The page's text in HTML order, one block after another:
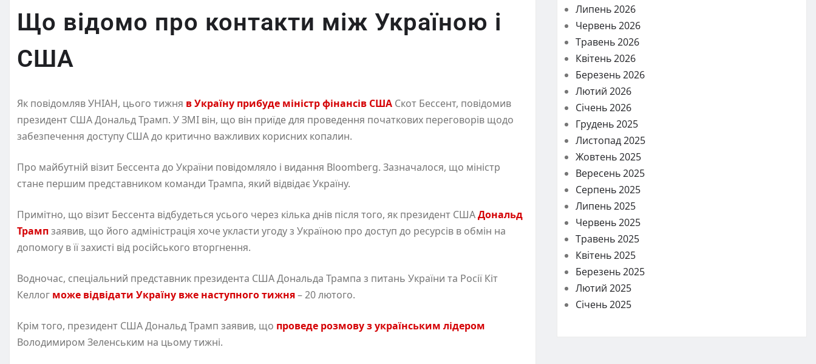
Що відомо про контакти між Україною і
США
Як повідомляв УНІАН, цього тижня в Україну прибуде міністр фінансів США Скот Бессент, повідомив
президент США Дональд Трамп. У ЗМІ він, що він приїде для проведення початкових переговорів щодо
забезпечення доступу США до критично важливих корисних копалин.
Про майбутній візит Бессента до України повідомляло і видання Bloomberg. Зазначалося, що міністр
стане першим представником команди Трампа, який відвідає Україну.
Примітно, що візит Бессента відбудеться усього через кілька днів після того, як президент СШАДональд
Трампзаявив, що його адміністрація хоче укласти угоду з Україною про доступ до ресурсів в обмін на
допомогу в її захисті від російського вторгнення.
Водночас, спеціальний представник президента США Дональда Трампа з питань України та Росії Кіт
Келлог може відвідати Україну вже наступного тижня– 20 лютого.
Крім того, президент США Дональд Трамп заявив, що проведе розмову з українським лідером
Володимиром Зеленським на цьому тижні.
Липень 2026
Червень 2026
Травень 2026
Квітень 2026
Березень 2026
Лютий 2026
Січень 2026
Грудень 2025
Листопад 2025
Жовтень 2025
Вересень 2025
Серпень 2025
Липень 2025
Червень 2025
Травень 2025
Квітень 2025
Березень 2025
Лютий 2025
Січень 2025